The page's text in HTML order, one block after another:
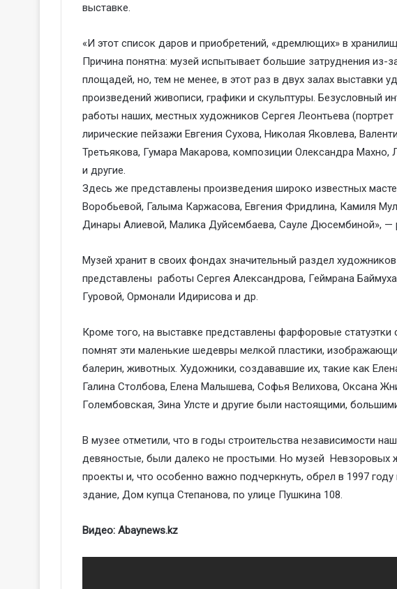
выставке.
«И этот список даров и приобретений, «дремлющих» в
Причина понятна: музей испытывает большие затруднения из-
площадей, но, тем не менее, в этот раз в двух залах выставки
произведений живописи, графики и скульптуры. Безусловный
работы наших, местных художников Сергея Леонтьева
лирические пейзажи Евгения Сухова, Николая Яковлева,
Третьякова, Гумара Макарова, композиции Олександра
и другие.
Здесь же представлены произведения широко известных
Воробьевой, Галыма Каржасова, Евгения Фридлина, Камиля
Динары Алиевой, Малика Дуйсембаева, Сауле Дюсембиной», —
Музей хранит в своих фондах значительный раздел
представлены работы Сергея Александрова, Геймрана
Гуровой, Ормонали Идирисова и др.
Кроме того, на выставке представлены фарфоровые статуэтки
помнят эти маленькие шедевры мелкой пластики,
балерин, животных. Художники, создававшие их, такие как
Галина Столбова, Елена Малышева, Софья Велихова, Оксана
Голембовская, Зина Улсте и другие были настоящими,
В музее отметили, что в годы строительства независимости
девяностые, были далеко не простыми. Но музей Невзоровых
проекты и, что особенно важно подчеркнуть, обрел в 1997
здание, Дом купца Степанова, по улице Пушкина 108.
Видео: Abaynews.kz